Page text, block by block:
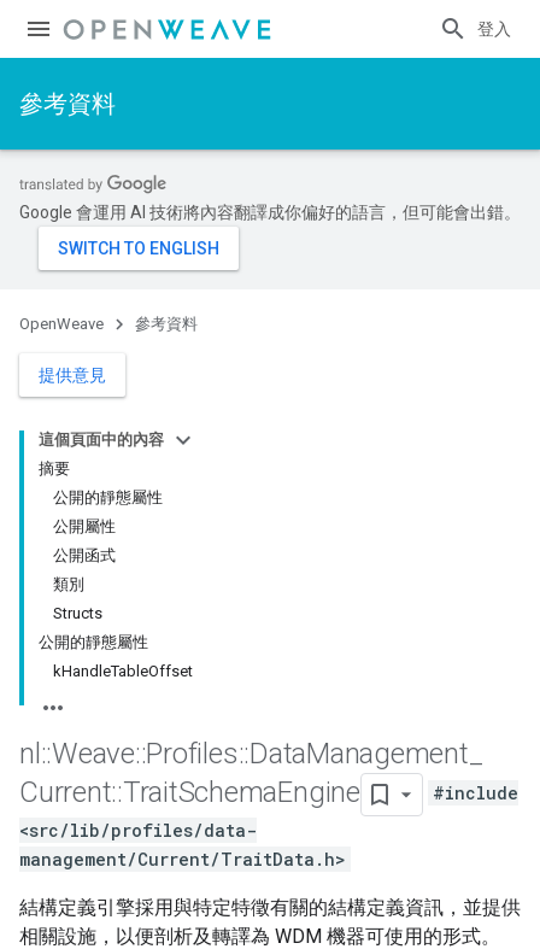
登入
參考資料
Google 會運用 AI 技術將內容翻譯成你偏好的語言，但可能會出錯。
OpenWeave 參考資料
提供意見
這個頁面中的內容
摘要
公開的靜態屬性
公開屬性
公開函式
類別
Structs
公開的靜態屬性
kHandleTableOffset
nl ::Weave::Profiles::DataManagement
Current::TraitSchemaEngine
#include
<src/lib/profiles/data-
management/Current/TraitData.h>
結構定義引擎採用與特定特徵有關的結構定義資訊，並提供
相關設施，以便剖析及轉譯為 WDM 機器可使用的形式。